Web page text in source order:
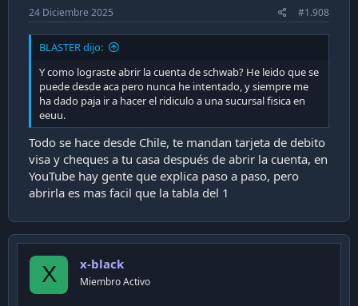
24 Diciembre 2025 #1.908
BLASTER dijo:
Y como lograste abrir la cuenta de schwab? He leido que se
puede desde aca pero nunca he intentado, y siempre me
ha dado paja ir a hacer el ridiculo a una sucursal fisica en
eeuu.
Todo se hace desde Chile, te mandan tarjeta de debito
visa y cheques a tu casa después de abrir la cuenta, en
YouTube hay gente que explica paso a paso, pero
abrirla es mas facil que la tabla del 1
X x-black
Miembro Activo